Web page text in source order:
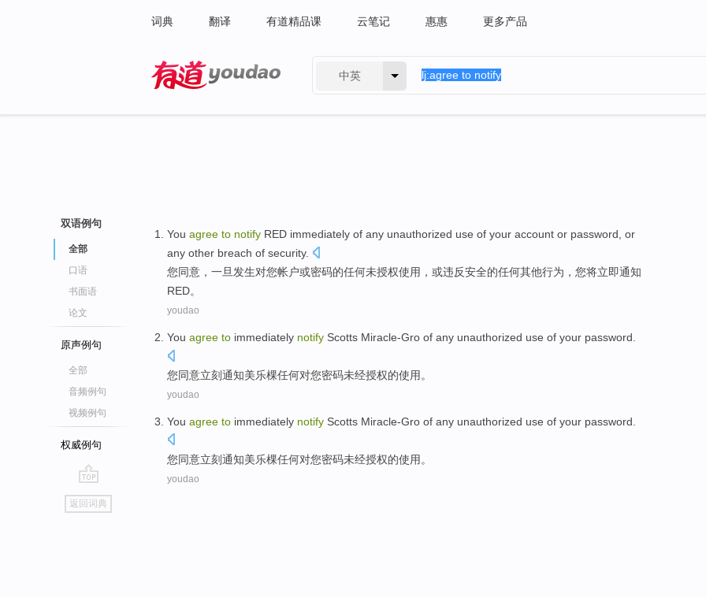
词典 翻译 有道精品课 云笔记 惠惠 更多产品
中英
双语例句
全部
口语
书面语
论文
原声例句
全部
音频例句
视频例句
权威例句
go
top
返回词典
You agree to notify RED immediately of any unauthorized use of your account or password , or
any other breach of security.
您同意 ，一旦发生对您帐户或密码的任何未授权使用 ，或违反安全的任何其他行为，您将立即通知
RED。
youdao
You agree to immediately notify Scotts Miracle-Gro of any unauthorized use of your password
您同意立刻通知美乐棵任何对您密码未经授权的使用 。
youdao
You agree to immediately notify Scotts Miracle-Gro of any unauthorized use of your password
您同意立刻通知美乐棵任何对您密码未经授权的使用。
youdao